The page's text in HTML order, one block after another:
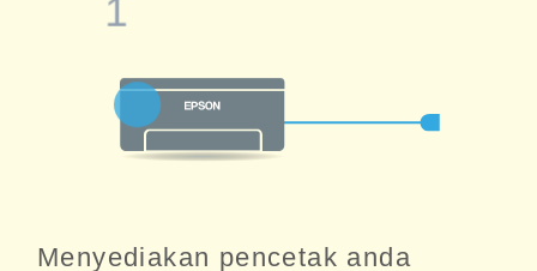
Menyediakan pencetak anda